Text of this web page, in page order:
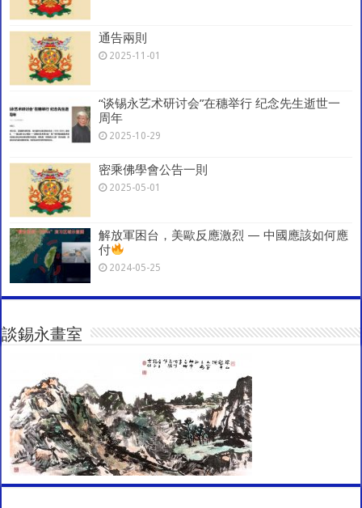
通告兩則
2025-11-01
“谈锡永艺术研讨会”在穗举行 纪念先生逝世一
周年
2025-10-29
密乘佛學會公告一則
2025-05-01
解放軍困台，美歐反應激烈 — 中國應該如何應
付
2024-05-25
談錫永畫室